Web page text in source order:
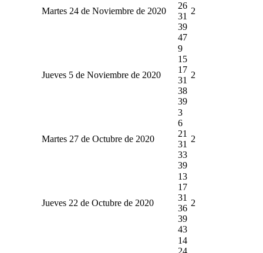
Martes 24 de Noviembre de 2020
26
31
39
47
2
Jueves 5 de Noviembre de 2020
9
15
17
31
38
39
2
Martes 27 de Octubre de 2020
3
6
21
31
33
39
2
Jueves 22 de Octubre de 2020
13
17
31
36
39
43
2
14
24